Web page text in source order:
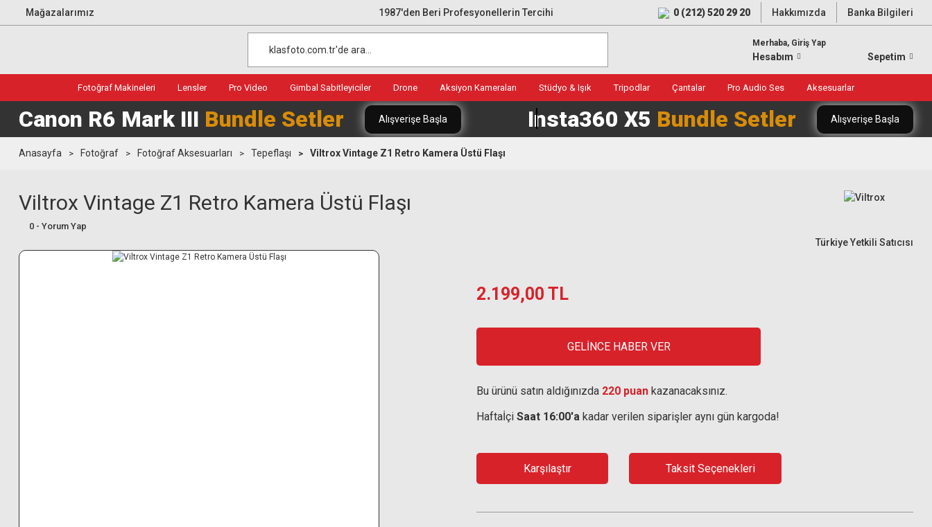
Mağazalarımız 1987'den Beri Profesyonellerin Tercihi 0 (212) 520 29 20 Hakkımızda Banka Bilgileri
Merhaba, Giriş Yap
Hesabım Sepetim
Fotoğraf Makineleri Lensler Pro Video Gimbal Sabitleyiciler Drone Aksiyon Kameraları Stüdyo & Işık Tripodlar Çantalar Pro Audio Ses Aksesuarlar
Canon R6 Mark III Bundle Setler Alışverişe Başla Insta360 X5 Bundle Setler Alışverişe Başla
Anasayfa Fotoğraf Fotoğraf Aksesuarları Tepeflaşı Viltrox Vintage Z1 Retro Kamera Üstü Flaşı
Viltrox Vintage Z1 Retro Kamera Üstü Flaşı
0 - Yorum Yap
Türkiye Yetkili Satıcısı
2.199,00 TL
GELİNCE HABER VER
Bu ürünü satın aldığınızda 220 puan kazanacaksınız.
Haftaİçi Saat 16:00'a kadar verilen siparişler aynı gün kargoda!
Karşılaştır Taksit Seçenekleri